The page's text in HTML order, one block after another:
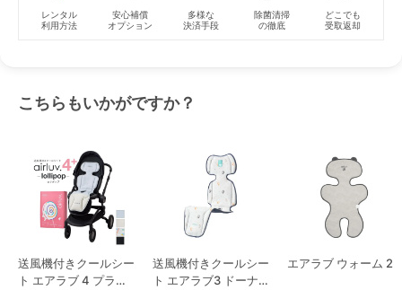
レンタル
利用方法
安心補償
オプション
多様な
決済手段
除菌清掃
の徹底
どこでも
受取返却
こちらもいかがですか？
送風機付きクールシー
ト エアラブ 4 プラス
送風機付きクールシー
ト エアラブ3 ドーナ
エアラブ ウォーム 2